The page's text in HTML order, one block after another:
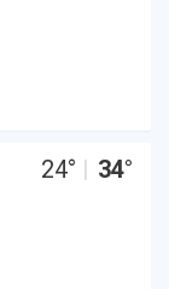
24° | 34°